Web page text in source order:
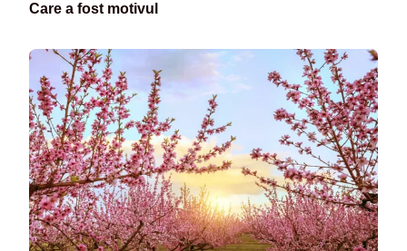
Care a fost motivul